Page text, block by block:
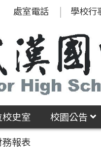
處室電話 學校行
史室 校園公告
務報表